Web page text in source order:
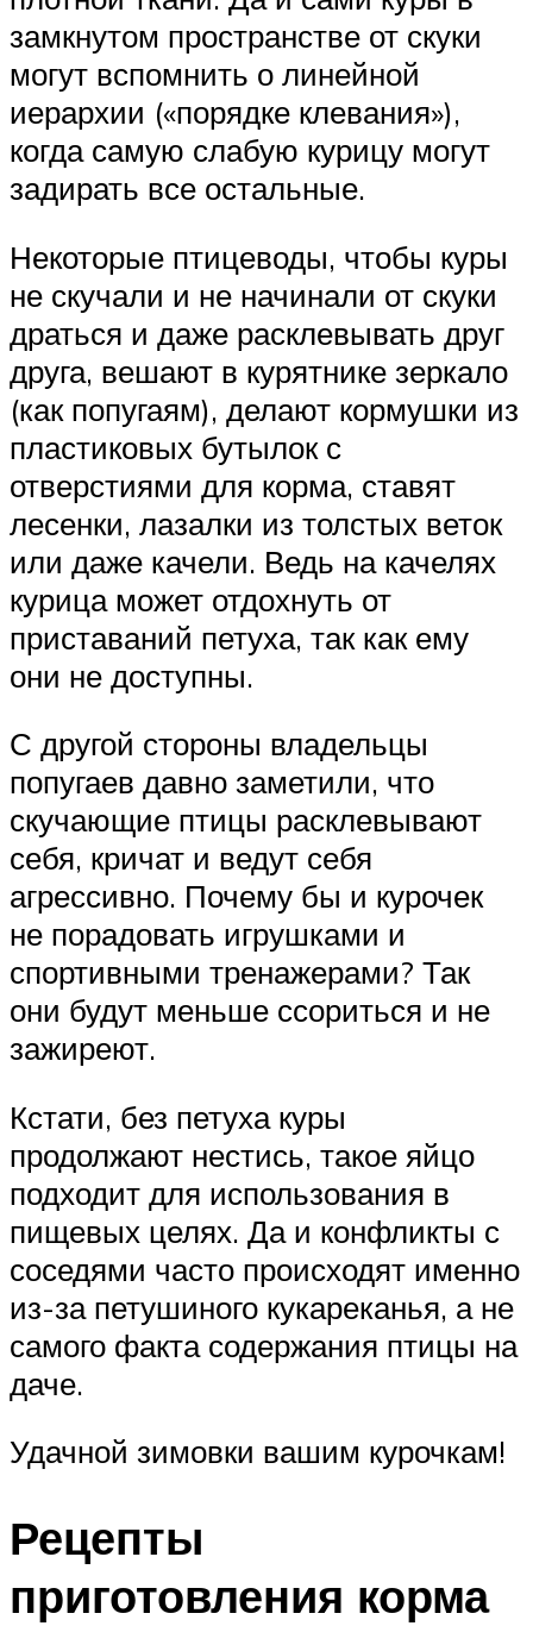
замкнутом пространстве от скуки
могут вспомнить о линейной
иерархии («порядке клевания»),
когда самую слабую курицу могут
задирать все остальные.
Некоторые птицеводы, чтобы куры
не скучали и не начинали от скуки
драться и даже расклевывать друг
друга, вешают в курятнике зеркало
(как попугаям), делают кормушки из
пластиковых бутылок с
отверстиями для корма, ставят
лесенки, лазалки из толстых веток
или даже качели. Ведь на качелях
курица может отдохнуть от
приставаний петуха, так как ему
они не доступны.
С другой стороны владельцы
попугаев давно заметили, что
скучающие птицы расклевывают
себя, кричат и ведут себя
агрессивно. Почему бы и курочек
не порадовать игрушками и
спортивными тренажерами? Так
они будут меньше ссориться и не
зажиреют.
Кстати, без петуха куры
продолжают нестись, такое яйцо
подходит для использования в
пищевых целях. Да и конфликты с
соседями часто происходят именно
из-за петушиного кукареканья, а не
самого факта содержания птицы на
даче.
Удачной зимовки вашим курочкам!
Рецепты
приготовления корма